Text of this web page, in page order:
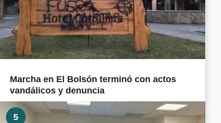
Marcha en El Bolsón terminó con actos
vandálicos y denuncia
5